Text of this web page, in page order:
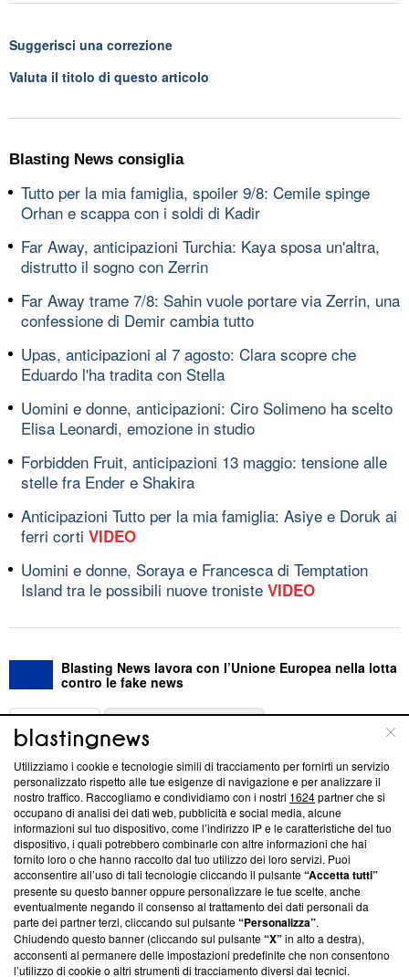
Suggerisci una correzione
Valuta il titolo di questo articolo
Blasting News consiglia
Tutto per la mia famiglia, spoiler 9/8: Cemile spinge
Orhan e scappa con i soldi di Kadir
Far Away, anticipazioni Turchia: Kaya sposa un'altra,
distrutto il sogno con Zerrin
Far Away trame 7/8: Sahin vuole portare via Zerrin, una
confessione di Demir cambia tutto
Upas, anticipazioni al 7 agosto: Clara scopre che
Eduardo l'ha tradita con Stella
Uomini e donne, anticipazioni: Ciro Solimeno ha scelto
Elisa Leonardi, emozione in studio
Forbidden Fruit, anticipazioni 13 maggio: tensione alle
stelle fra Ender e Shakira
Anticipazioni Tutto per la mia famiglia: Asiye e Doruk ai
ferri corti VIDEO
Uomini e donne, Soraya e Francesca di Temptation
Island tra le possibili nuove troniste VIDEO
Blasting News lavora con l’Unione Europea nella lotta
contro le fake news
ABOUT
Questa sezione offre informazioni trasparenti su Blasting
News, sui nostri processi editoriali e su come ci impegniamo a
creare news di qualità. Inoltre, afferma la nostra aderenza a
‘Trust Project - News with Integrity’Blasting News non è
ancora membro del programma, ma ha richiesto di farne
parte; Trust Project non ha ancora effettuato una verifica di
conformità agli standard.
Su di noi
Team editoriale
Utilizziamo i cookie e tecnologie simili di tracciamento per fornirti un servizio
personalizzato rispetto alle tue esigenze di navigazione e per analizzare il
nostro traffico. Raccogliamo e condividiamo con i nostri 1624partner che si
occupano di analisi dei dati web, pubblicità e social media, alcune
informazioni sul tuo dispositivo, come l’indirizzo IP e le caratteristiche del tuo
dispositivo, i quali potrebbero combinarle con altre informazioni che hai
fornito loro o che hanno raccolto dal tuo utilizzo dei loro servizi. Puoi
acconsentire all’uso di tali tecnologie cliccando il pulsante“Accetta tutti”
presente su questo banner oppure personalizzare le tue scelte, anche
eventualmente negando il consenso al trattamento dei dati personali da
parte dei partner terzi, cliccando sul pulsante“Personalizza”.
Chiudendo questo banner (cliccando sul pulsante“X”in alto a destra),
acconsenti al permanere delle impostazioni predefinite che non consentono
l’utilizzo di cookie o altri strumenti di tracciamento diversi dai tecnici.